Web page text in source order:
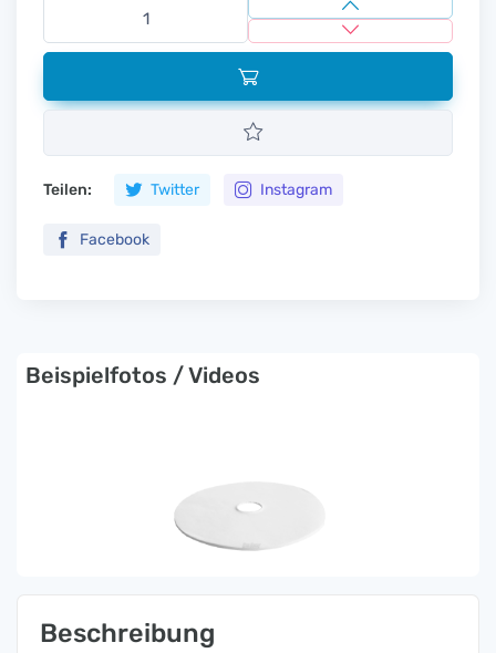
Teilen: Twitter Instagram
Facebook
Beispielfotos / Videos
Beschreibung